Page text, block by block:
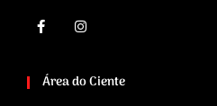
Área do Ciente